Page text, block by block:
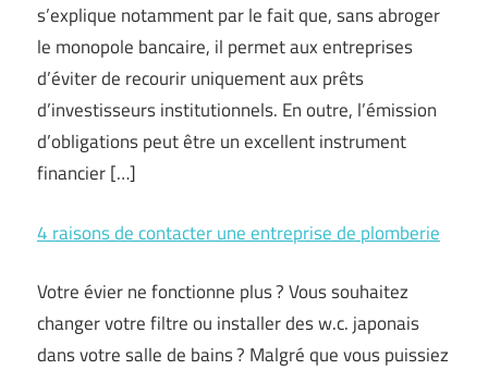
s’explique notamment par le fait que, sans abroger
le monopole bancaire, il permet aux entreprises
d’éviter de recourir uniquement aux prêts
d’investisseurs institutionnels. En outre, l’émission
d’obligations peut être un excellent instrument
financier […]
4 raisons de contacter une entreprise de plomberie
Votre évier ne fonctionne plus ? Vous souhaitez
changer votre filtre ou installer des w.c. japonais
dans votre salle de bains ? Malgré que vous puissiez